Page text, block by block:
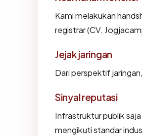
Kami melakukan
registrar (CV.
Jejak jaringan
Dari perspektif
Sinyal reputasi
Infrastruktur publik
mengikuti standar